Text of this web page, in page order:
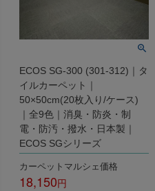
ECOS SG-300 (301-312)｜タ
イルカーペット｜
50×50cm(20枚入り/ケース)
｜全9色｜消臭・防炎・制
電・防汚・撥水・日本製｜
ECOS SGシリーズ
カーペットマルシェ価格
18,150